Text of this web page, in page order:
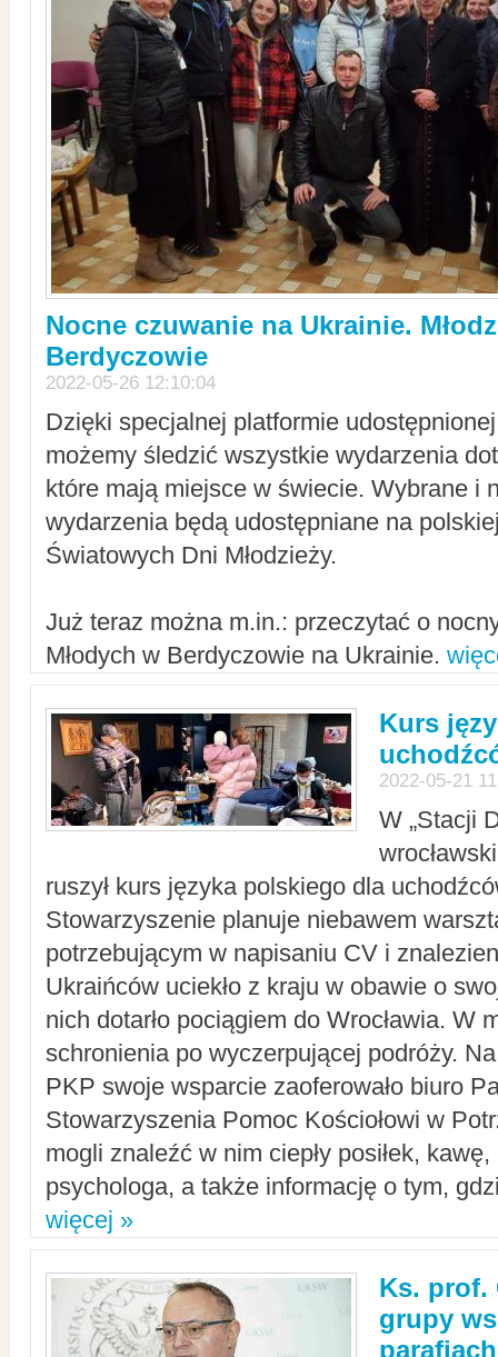
Nocne czuwanie na Ukrainie.
Berdyczowie
2022-05-26 12:10:04
Dzięki specjalnej platformie
możemy śledzić wszystkie wydarzenia
które mają miejsce w świecie. Wybrane i
wydarzenia będą udostępniane na
Światowych Dni Młodzieży.
Już teraz można m.in.: przeczytać o
Młodych w Berdyczowie na Ukrainie.
Kurs
2022-05-21
W „Stacji
ruszył kurs języka polskiego dla
Stowarzyszenie planuje niebawem
potrzebującym w napisaniu CV i
Ukraińców uciekło z kraju w obawie o
nich dotarło pociągiem do Wrocławia. W
schronienia po wyczerpującej podróży.
PKP swoje wsparcie zaoferowało biuro
Stowarzyszenia Pomoc Kościołowi w
mogli znaleźć w nim ciepły posiłek,
psychologa, a także informację o tym,
więcej »
Ks. prof.
grupy
parafiach